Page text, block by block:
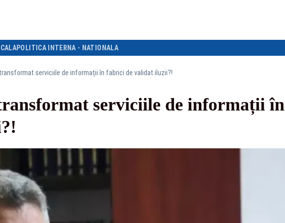
POLITICA INTERNA - NATIONALA
transformat serviciile de informații în fabrici de validat iluzii?!
serviciile de informații în